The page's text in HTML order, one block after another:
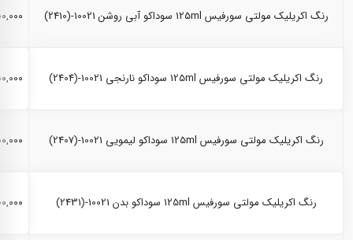
رنگ اکریلیک مولتی سورفیس 125ml سوداکو آبی روشن 10021-(2410)
رنگ اکریلیک مولتی سورفیس 125ml سوداکو نارنجی 10021-(2404)
رنگ اکریلیک مولتی سورفیس 125ml سوداکو لیمویی 10021-(2407)
رنگ اکریلیک مولتی سورفیس 125ml سوداکو بدن 10021-(2431)